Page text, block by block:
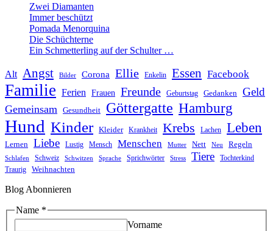
Zwei Diamanten
Immer beschützt
Pomada Menorquina
Die Schüchterne
Ein Schmetterling auf der Schulter …
Alt Angst Bilder Corona Ellie Enkelin Essen Facebook
Familie Ferien Frauen Freunde Geburtstag Gedanken Geld
Gemeinsam Gesundheit Göttergatte Hamburg
Hund Kinder Kleider Krankheit Krebs Lachen Leben
Lernen Liebe Lustig Mensch Menschen Mutter Nett Neu Regeln
Schlafen Schweiz Schwitzen Sprache Sprichwörter Stress Tiere Tochterkind
Traurig Weihnachten
Blog Abonnieren
Email
Name
Name *
Vorname